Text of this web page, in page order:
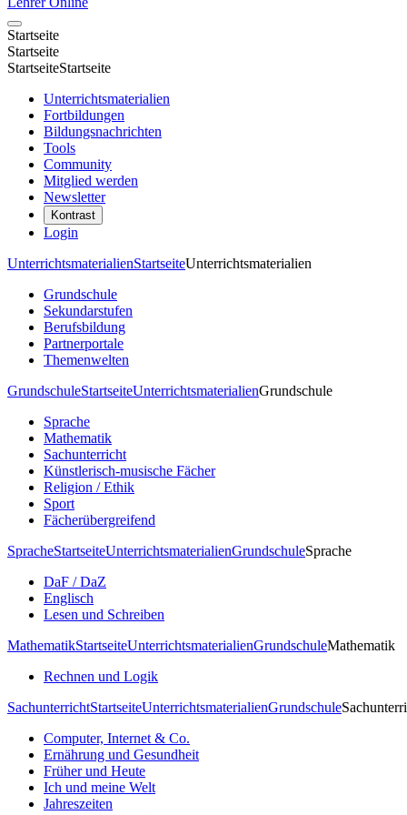
Startseite
Startseite
StartseiteStartseite
Unterrichtsmaterialien
Fortbildungen
Bildungsnachrichten
Tools
Community
Mitglied werden
Newsletter
Kontrast
Login
UnterrichtsmaterialienStartseiteUnterrichtsmaterialien
Grundschule
Sekundarstufen
Berufsbildung
Partnerportale
Themenwelten
GrundschuleStartseiteUnterrichtsmaterialienGrundschule
Sprache
Mathematik
Sachunterricht
Künstlerisch-musische Fächer
Religion / Ethik
Sport
Fächerübergreifend
SpracheStartseiteUnterrichtsmaterialienGrundschuleSprache
DaF / DaZ
Englisch
Lesen und Schreiben
MathematikStartseiteUnterrichtsmaterialienGrundschuleMathematik
Rechnen und Logik
SachunterrichtStartseiteUnterrichtsmaterialienGrundschule
Computer, Internet & Co.
Ernährung und Gesundheit
Früher und Heute
Ich und meine Welt
Jahreszeiten